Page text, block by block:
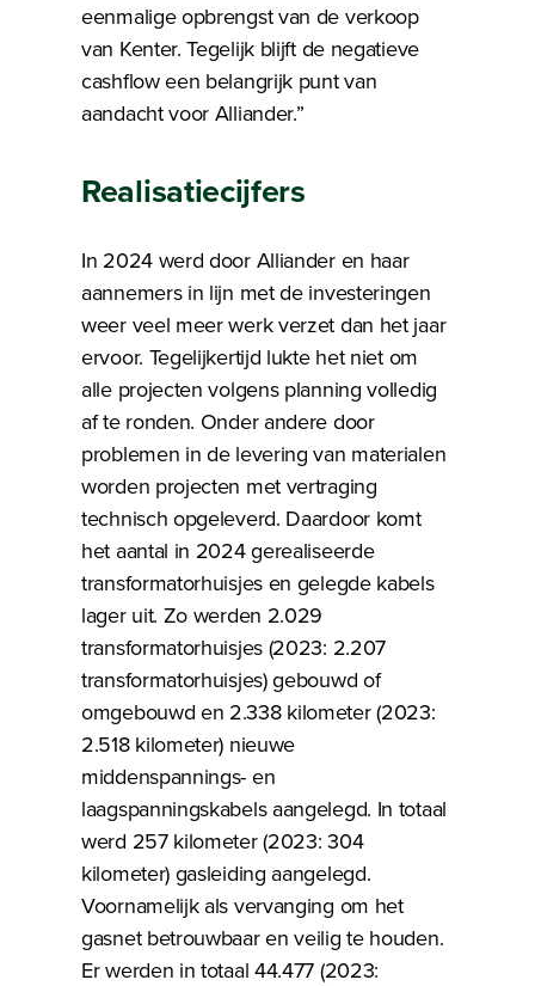
eenmalige opbrengst van de verkoop
van Kenter. Tegelijk blijft de negatieve
cashflow een belangrijk punt van
aandacht voor Alliander.”
Realisatiecijfers
In 2024 werd door Alliander en haar
aannemers in lijn met de investeringen
weer veel meer werk verzet dan het jaar
ervoor. Tegelijkertijd lukte het niet om
alle projecten volgens planning volledig
af te ronden. Onder andere door
problemen in de levering van materialen
worden projecten met vertraging
technisch opgeleverd. Daardoor komt
het aantal in 2024 gerealiseerde
transformatorhuisjes en gelegde kabels
lager uit. Zo werden 2.029
transformatorhuisjes (2023: 2.207
transformatorhuisjes) gebouwd of
omgebouwd en 2.338 kilometer (2023:
2.518 kilometer) nieuwe
middenspannings- en
laagspanningskabels aangelegd. In totaal
werd 257 kilometer (2023: 304
kilometer) gasleiding aangelegd.
Voornamelijk als vervanging om het
gasnet betrouwbaar en veilig te houden.
Er werden in totaal 44.477 (2023: